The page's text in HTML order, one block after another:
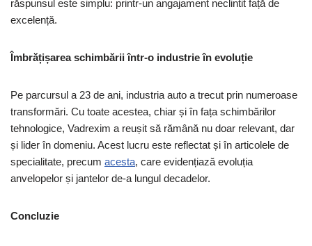
răspunsul este simplu: printr-un angajament neclintit față de
excelență.
Îmbrățișarea schimbării într-o industrie în evoluție
Pe parcursul a 23 de ani, industria auto a trecut prin numeroase
transformări. Cu toate acestea, chiar și în fața schimbărilor
tehnologice, Vadrexim a reușit să rămână nu doar relevant, dar
și lider în domeniu. Acest lucru este reflectat și în articolele de
specialitate, precum acesta, care evidențiază evoluția
anvelopelor și jantelor de-a lungul decadelor.
Concluzie